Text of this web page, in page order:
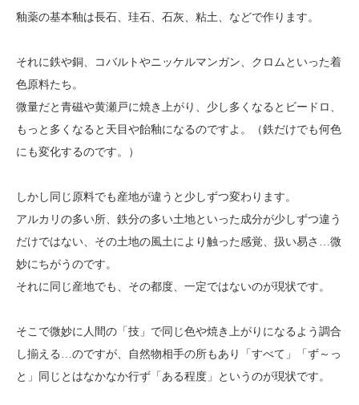
釉薬の基本釉は長石、珪石、石灰、粘土、などで作ります。
それに鉄や銅、コバルトやニッケルマンガン、クロムといった着
色原料たち。
微量だと青磁や黄瀬戸に焼き上がり、少し多くなるとビードロ、
もっと多くなると天目や飴釉になるのですよ。（鉄だけでも何色
にも変化するのです。）
しかし同じ原料でも産地が違うと少しずつ変わります。
アルカリの多い所、鉄分の多い土地といった成分が少しずつ違う
だけではない、その土地の風土により触った感覚、扱い易さ…微
妙にちがうのです。
それに同じ産地でも、その都度、一定ではないのが現状です。
そこで微妙に人間の「技」で同じ色や焼き上がりになるよう調合
し揃える…のですが、自然物相手の所もあり「すべて」「ず～っ
と」同じとはなかなか行ず「ある程度」というのが現状です。